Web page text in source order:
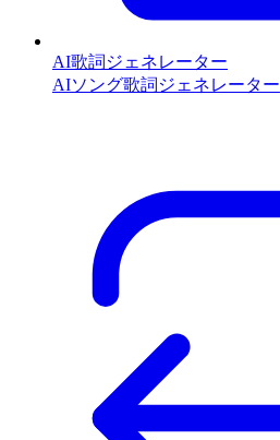
AI歌詞ジェネレーター
AIソング歌詞ジェネレーター